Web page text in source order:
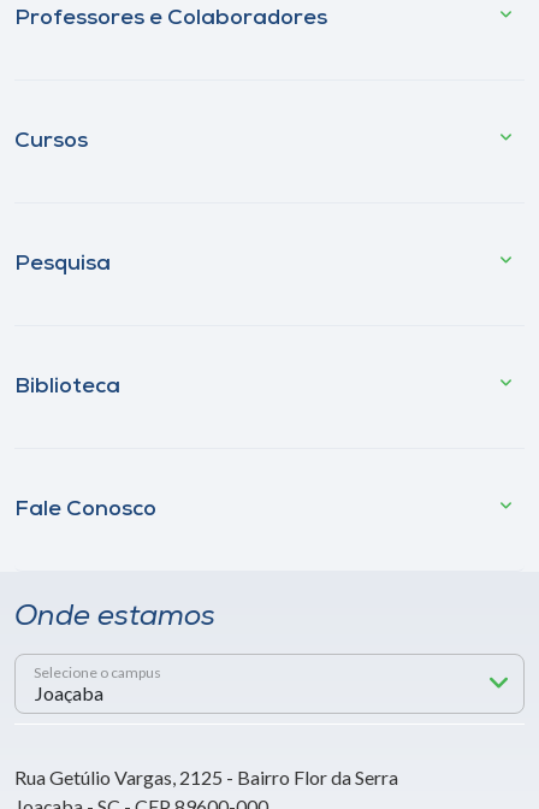
Professores e Colaboradores
Cursos
Pesquisa
Biblioteca
Fale Conosco
Onde estamos
Selecione o campus
Rua Getúlio Vargas, 2125 - Bairro Flor da Serra